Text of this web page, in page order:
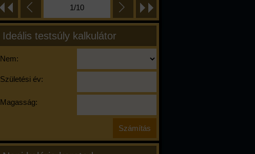
1/10
Ideális testsúly kalkulátor
Nem:
Születési év:
Magasság: